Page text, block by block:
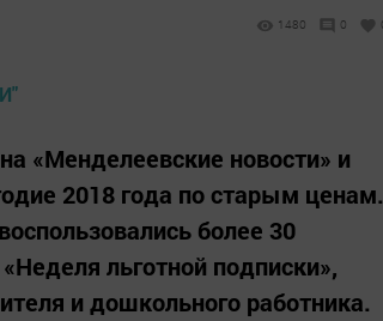
1480 0
«Менделеевские новости» и
2018 года по старым ценам.
более 30
льготной подписки»,
и дошкольного работника.